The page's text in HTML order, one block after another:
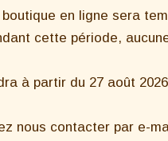
en ligne sera
cette période,
à partir du 27 août
nous contacter par e-